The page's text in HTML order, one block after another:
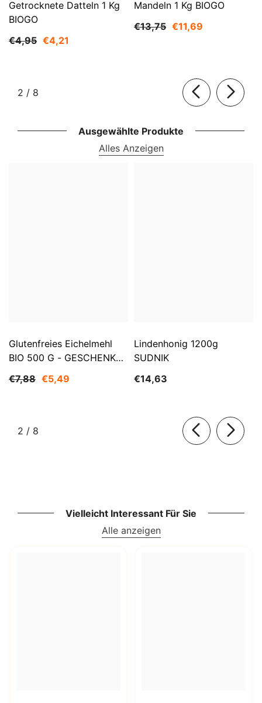
Getrocknete Datteln 1 Kg
BIOGO
€4,95 €4,21
Mandeln 1 Kg BIOGO
€13,75 €11,69
2 / von
8
Ausgewählte Produkte
Alles Anzeigen
Glutenfreies Eichelmehl
BIO 500 G - GESCHENKE
€7,88 €5,49
Lindenhonig 1200g
SUDNIK
€14,63
2 / von
8
Vielleicht Interessant Für Sie
Alle anzeigen